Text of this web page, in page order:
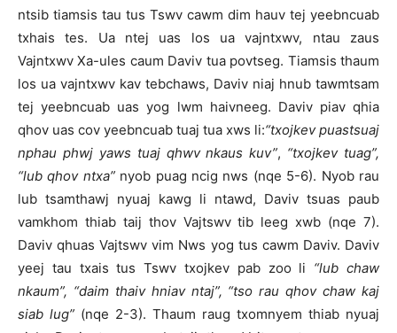
ntsib tiamsis tau tus Tswv cawm dim hauv tej yeebncuab
txhais tes. Ua ntej uas los ua vajntxwv, ntau zaus
Vajntxwv Xa-ules caum Daviv tua povtseg. Tiamsis thaum
los ua vajntxwv kav tebchaws, Daviv niaj hnub tawmtsam
tej yeebncuab uas yog lwm haivneeg. Daviv piav qhia
qhov uas cov yeebncuab tuaj tua xws li:“txojkev puastsuaj
nphau phwj yaws tuaj qhwv nkaus kuv”, “txojkev tuag”,
“lub qhov ntxa” nyob puag ncig nws (nqe 5-6). Nyob rau
lub tsamthawj nyuaj kawg li ntawd, Daviv tsuas paub
vamkhom thiab taij thov Vajtswv tib leeg xwb (nqe 7).
Daviv qhuas Vajtswv vim Nws yog tus cawm Daviv. Daviv
yeej tau txais tus Tswv txojkev pab zoo li “lub chaw
nkaum”, “daim thaiv hniav ntaj”, “tso rau qhov chaw kaj
siab lug” (nqe 2-3). Thaum raug txomnyem thiab nyuaj